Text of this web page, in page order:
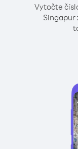
Vytočte
Singapur